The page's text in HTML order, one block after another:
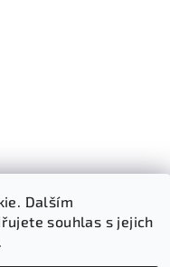
Dalším
souhlas s jejich
.